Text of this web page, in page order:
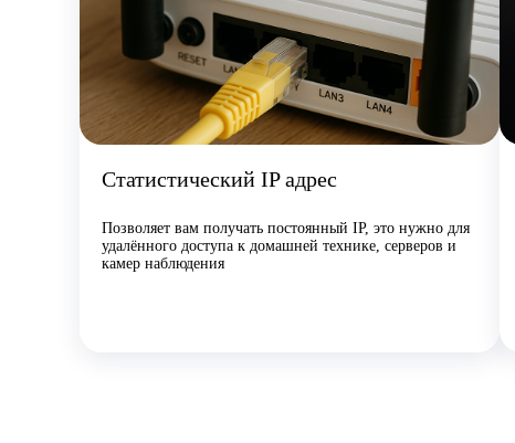
Статистический IP адрес
Позволяет вам получать постоянный IP, это нужно для
удалённого доступа к домашней технике, серверов и
камер наблюдения